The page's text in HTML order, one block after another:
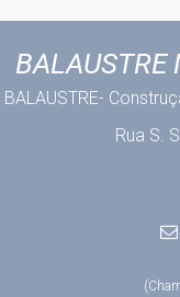
BALAUSTRE
BALAUSTRE-
Rua S.